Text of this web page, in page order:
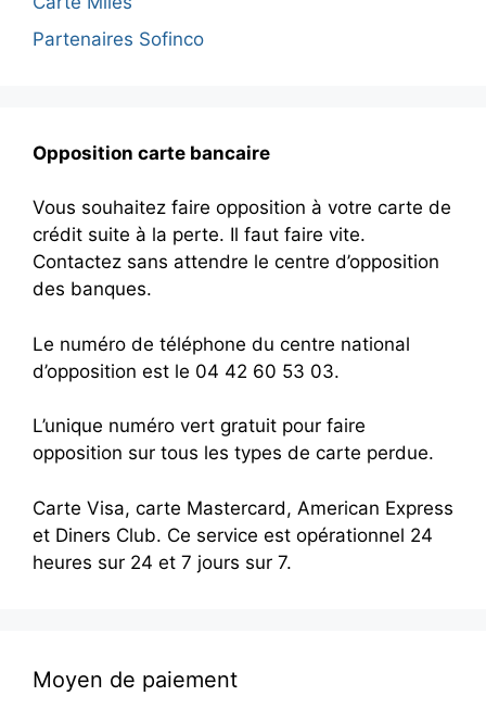
Partenaires Sofinco
Opposition carte bancaire
Vous souhaitez faire opposition à votre carte de
crédit suite à la perte. Il faut faire vite.
Contactez sans attendre le centre d’opposition
des banques.
Le numéro de téléphone du centre national
d’opposition est le 04 42 60 53 03.
L’unique numéro vert gratuit pour faire
opposition sur tous les types de carte perdue.
Carte Visa, carte Mastercard, American Express
et Diners Club. Ce service est opérationnel 24
heures sur 24 et 7 jours sur 7.
Moyen de paiement